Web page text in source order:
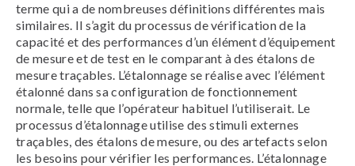
terme qui a de nombreuses définitions différentes mais
similaires. Il s’agit du processus de vérification de la
capacité et des performances d’un élément d’équipement
de mesure et de test en le comparant à des étalons de
mesure traçables. L’étalonnage se réalise avec l’élément
étalonné dans sa configuration de fonctionnement
normale, telle que l’opérateur habituel l’utiliserait. Le
processus d’étalonnage utilise des stimuli externes
traçables, des étalons de mesure, ou des artefacts selon
les besoins pour vérifier les performances. L’étalonnage